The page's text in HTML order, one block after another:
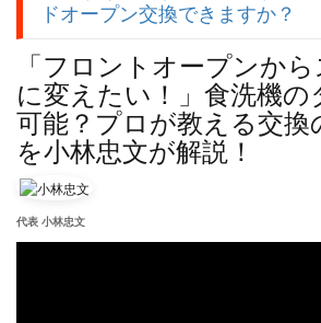
ドオープン交換できますか？
「フロントオープンか
に変えたい！」食洗機の
可能？プロが教える交換
を小林忠文が解説！
代表 小林忠文